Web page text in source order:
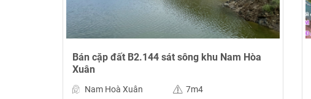
Bán cặp đất B2.144 sát sông khu Nam Hòa
Xuân
Nam Hoà Xuân
7m4